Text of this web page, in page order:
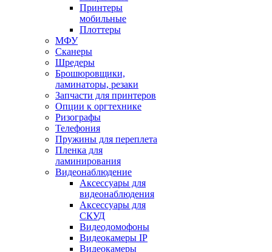
Принтеры
мобильные
Плоттеры
МФУ
Сканеры
Шредеры
Брошюровщики,
ламинаторы, резаки
Запчасти для принтеров
Опции к оргтехнике
Ризографы
Телефония
Пружины для переплета
Пленка для
ламинирования
Видеонаблюдение
Аксессуары для
видеонаблюдения
Аксессуары для
СКУД
Видеодомофоны
Видеокамеры IP
Видеокамеры